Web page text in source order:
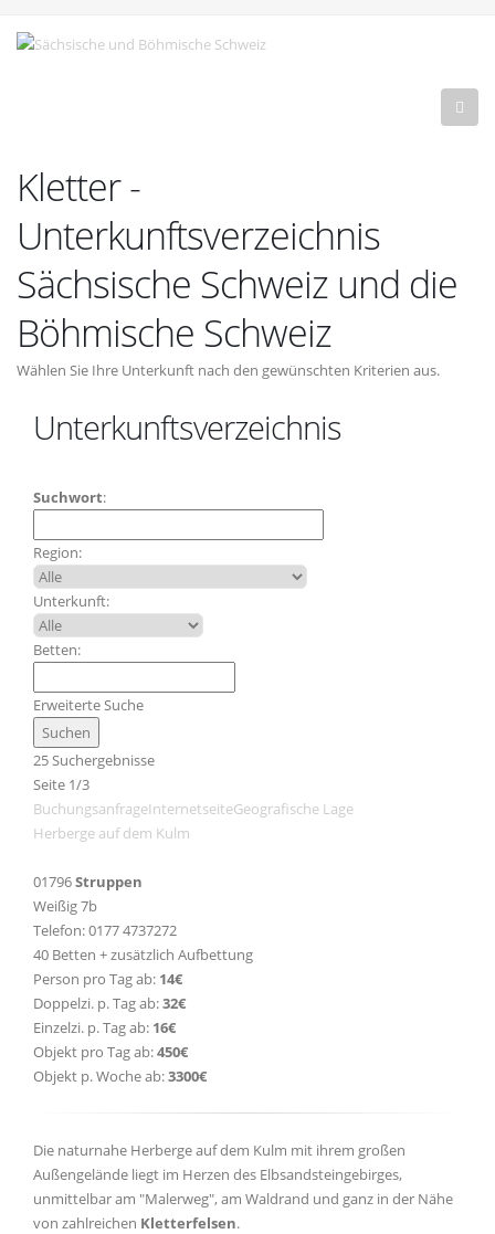
Kletter -
Unterkunftsverzeichnis
Sächsische Schweiz und die
Böhmische Schweiz
Wählen Sie Ihre Unterkunft nach den gewünschten Kriterien aus.
Unterkunftsverzeichnis
Suchwort:
Region:
Unterkunft:
Betten:
Erweiterte Suche
25 Suchergebnisse
Seite 1/3
BuchungsanfrageInternetseiteGeografische Lage
Herberge auf dem Kulm
01796Struppen
Weißig 7b
Telefon: 0177 4737272
40 Betten + zusätzlich Aufbettung
Person pro Tag ab: 14€
Doppelzi. p. Tag ab:32€
Einzelzi. p. Tag ab: 16€
Objekt pro Tag ab:450€
Objekt p. Woche ab:3300€
Die naturnahe Herberge auf dem Kulm mit ihrem großen
Außengelände liegt im Herzen des Elbsandsteingebirges,
unmittelbar am "Malerweg", am Waldrand und ganz in der Nähe
von zahlreichen Kletterfelsen.